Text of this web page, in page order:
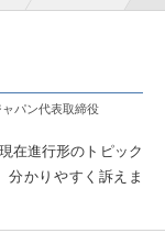
パン代表取締役
在進行形のトピック
かりやすく訴えま